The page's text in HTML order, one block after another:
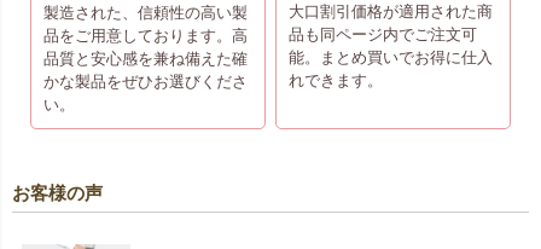
製造された、信頼性の高い製
品をご用意しております。高
品質と安心感を兼ね備えた確
かな製品をぜひお選びくださ
い。
大口割引価格が適用された商
品も同ページ内でご注文可
能。まとめ買いでお得に仕入
れできます。
お客様の声